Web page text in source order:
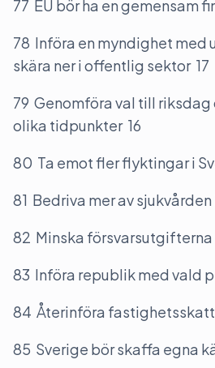
77 EU bör ha en gemensam
78 Införa en myndighet
skära ner i offentlig sektor 17
79 Genomföra val till riksdag
olika tidpunkter 16
80 Ta emot fler flyktingar i
81 Bedriva mer av
82 Minska försvarsutgifterna
83 Införa republik med vald
84 Återinföra
85 Sverige bör skaffa egna